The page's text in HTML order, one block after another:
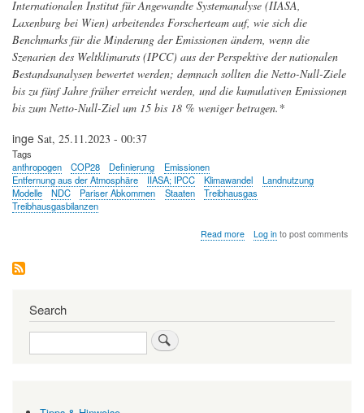
Internationalen Institut für Angewandte Systemanalyse (IIASA,
Laxenburg bei Wien) arbeitendes Forscherteam auf, wie sich die
Benchmarks für die Minderung der Emissionen ändern, wenn die
Szenarien des Weltklimarats (IPCC) aus der Perspektive der nationalen
Bestandsanalysen bewertet werden; demnach sollten die Netto-Null-Ziele
bis zu fünf Jahre früher erreicht werden, und die kumulativen Emissionen
bis zum Netto-Null-Ziel um 15 bis 18 % weniger betragen.*
inge Sat, 25.11.2023 - 00:37
Tags
anthropogen
COP28 Definierung
Emissionen
Entfernung aus der Atmosphäre
IIASA; IPCC Klimawandel
Landnutzung
Modelle
NDC Pariser Abkommen Staaten
Treibhausgas
Treibhausgasbilanzen
Read moreabout
Vor
entstehende
Log into post comments
Search
Search